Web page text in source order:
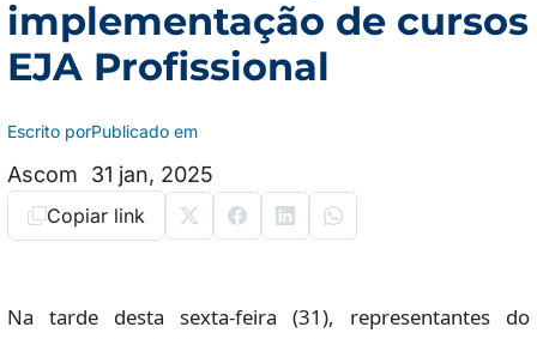
implementação de cursos
EJA Profissional
Escrito por
Ascom
Publicado em
31 jan, 2025
Copiar link
Na tarde desta sexta-feira (31), representantes do